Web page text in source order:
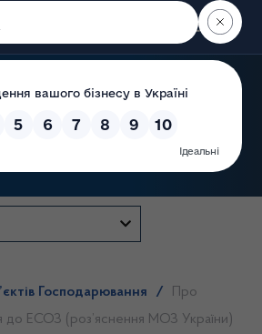
Пошук
Господарювання /
Про
до ЕСОЗ (роз’яснення МОЗ України)